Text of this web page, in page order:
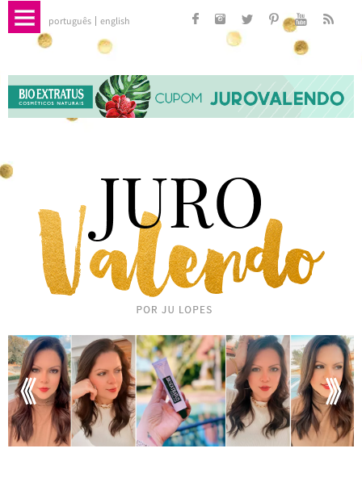
português english